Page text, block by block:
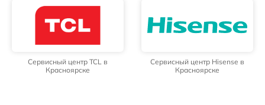
Сервисный центр TCL в
Красноярске
Сервисный центр Hisense в
Красноярске